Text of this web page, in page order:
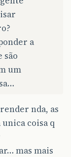
a
são
um
nda, as
coisa q
mas mais